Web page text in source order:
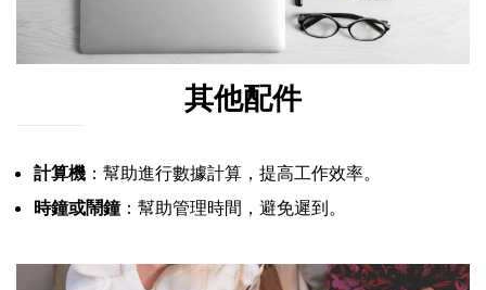
其他配件
計算機 ：幫助進行數據計算，提高工作效率。
時鐘或鬧鐘：幫助管理時間，避免遲到。